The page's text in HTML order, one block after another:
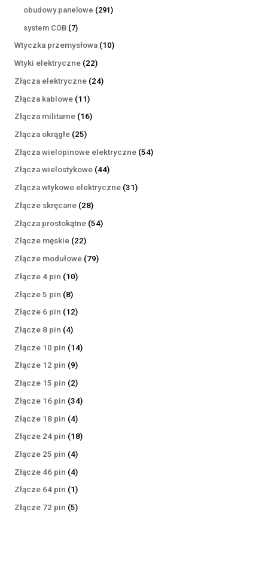
produkty
obudowy panelowe 291291
system COB 77
produktów
Wtyczka przemysłowa 1010
Wtyki elektryczne 2222
produkty
Złącza elektryczne 2424
Złącza kablowe 1111
produktów
Złącza militarne 1616
Złącza okrągłe 2525
produktów
Złącza wielopinowe elektryczne 5454
Złącza wielostykowe 4444
produkty
Złącza wtykowe elektryczne 3131
Złącze skręcane 2828
produktów
Złącza prostokątne 5454
Złącze męskie 2222
produkty
Złącze modułowe 7979
Złącze 4 pin 1010
Złącze 5 pin 88
produktów
Złącze 6 pin 1212
Złącze 8 pin 44
produkty
Złącze 10 pin 1414
Złącze 12 pin 99
produktów
Złącze 15 pin 22
produkty
Złącze 16 pin 3434
Złącze 18 pin 44
produkty
Złącze 24 pin 1818
Złącze 25 pin 44
produkty
Złącze 46 pin 44
produkty
Złącze 64 pin 11
produkt
Złącze 72 pin 55